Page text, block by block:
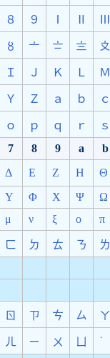
８ ９
〥 〦 〧 〨 〩
Ｉ Ｊ Ｋ Ｌ Ｍ
Ｙ Ｚ ａ ｂ ｃ
ｏ ｐ ｑ ｒ
ｓ
7 8 9 a
b
Δ Ε Ζ Η
Θ
Υ Φ Χ Ψ
Ω
μ ν ξ ο
π
ㄈ ㄉ ㄊ ㄋ
ㄌ
ㄖ ㄗ ㄘ ㄙ ㄚ
ㄦ ㄧ ㄨ
˙